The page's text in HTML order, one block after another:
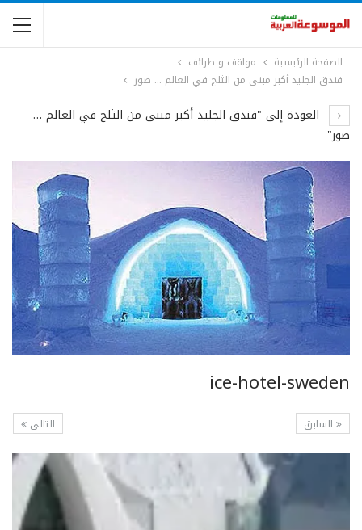
الصفحة الرئيسية
مواقف و طرائف
فندق الجليد أكبر مبنى من الثلج في العالم … صور
العودة إلى "فندق الجليد أكبر مبنى من الثلج في العالم …
صور"
ice-hotel-sweden
التالي السابق